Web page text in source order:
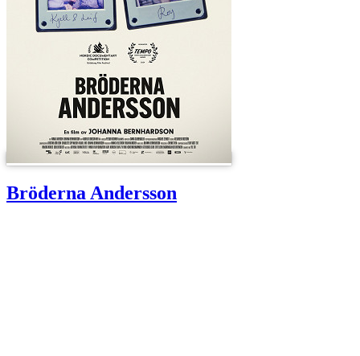
Bröderna Andersson